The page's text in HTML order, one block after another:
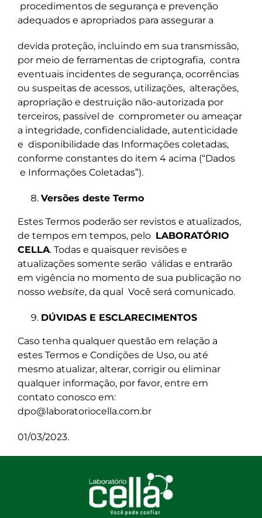
procedimentos de segurança e prevenção
adequados e apropriados para assegurar a
devida proteção, incluindo em sua transmissão,
por meio de ferramentas de criptografia, contra
eventuais incidentes de segurança, ocorrências
ou suspeitas de acessos, utilizações, alterações,
apropriação e destruição não-autorizada por
terceiros, passível de comprometer ou ameaçar
a integridade, confidencialidade, autenticidade
e disponibilidade das Informações coletadas,
conforme constantes do item 4 acima (“Dados
e Informações Coletadas”).
Versões deste Termo
Estes Termos poderão ser revistos e atualizados,
de tempos em tempos, pelo LABORATÓRIO
CELLA. Todas e quaisquer revisões e
atualizações somente serão válidas e entrarão
em vigência no momento de sua publicação no
nosso website, da qual Você será comunicado.
DÚVIDAS E ESCLARECIMENTOS
Caso tenha qualquer questão em relação a
estes Termos e Condições de Uso, ou até
mesmo atualizar, alterar, corrigir ou eliminar
qualquer informação, por favor, entre em
contato conosco em:
dpo@laboratoriocella.com.br
01/03/2023.